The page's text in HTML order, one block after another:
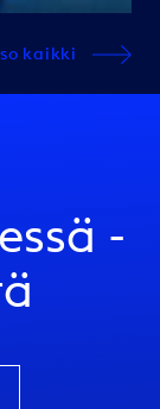
kaikki
-